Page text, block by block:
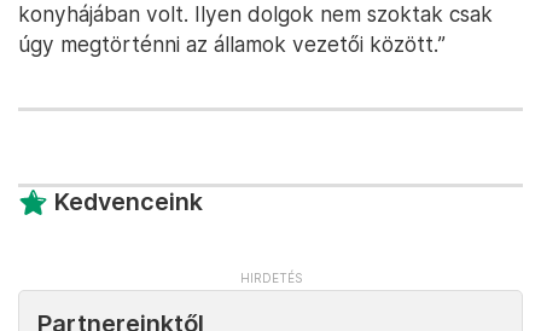
konyhájában volt. Ilyen dolgok nem szoktak csak
úgy megtörténni az államok vezetői között.”
Kedvenceink
Partnereinktől